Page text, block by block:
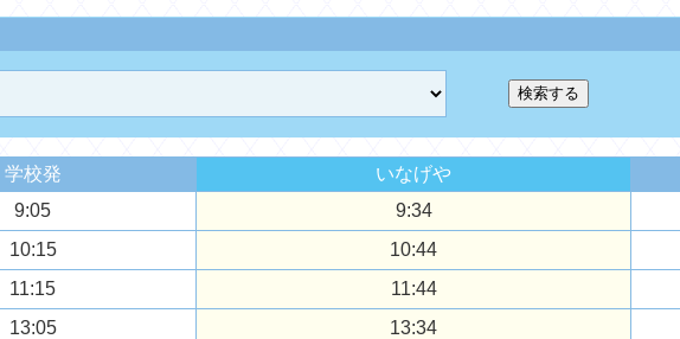
学校発
いなげや
9:05
9:34
10:15
10:44
11:15
11:44
13:05
13:34